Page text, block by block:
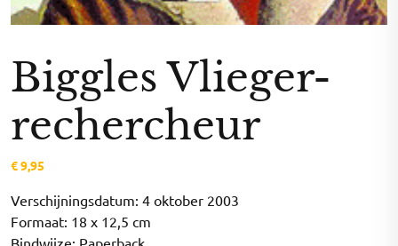
Biggles Vlieger-
rechercheur
€9,95
Verschijningsdatum: 4 oktober 2003
Formaat: 18 x 12,5 cm